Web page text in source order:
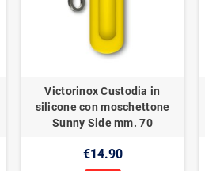
Victorinox Custodia in
silicone con moschettone
Sunny Side mm. 70
€14.90